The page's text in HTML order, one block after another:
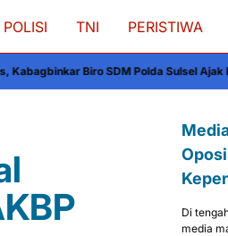
POLISI TNI PERISTIWA
Polda Sulsel Ajak Personel Jaga dan
Di
media